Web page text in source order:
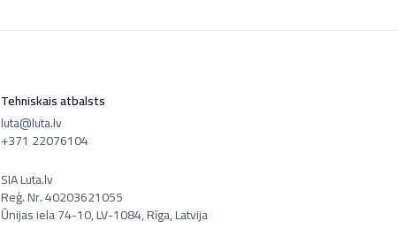
Tehniskais atbalsts
luta@luta.lv
+371 22076104
SIA Luta.lv
Reģ. Nr. 40203621055
Ūnijas iela 74-10, LV-1084, Rīga, Latvija